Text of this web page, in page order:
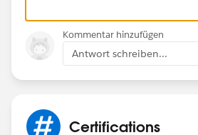
Kommentar hinzufügen
Antwort schreiben...
Certifications